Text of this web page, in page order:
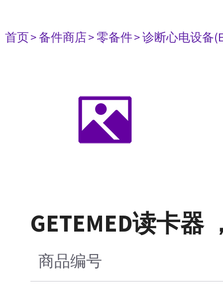
首页> 备件商店> 零备件> 诊断心电设备
GETEMED读卡器
商品编号